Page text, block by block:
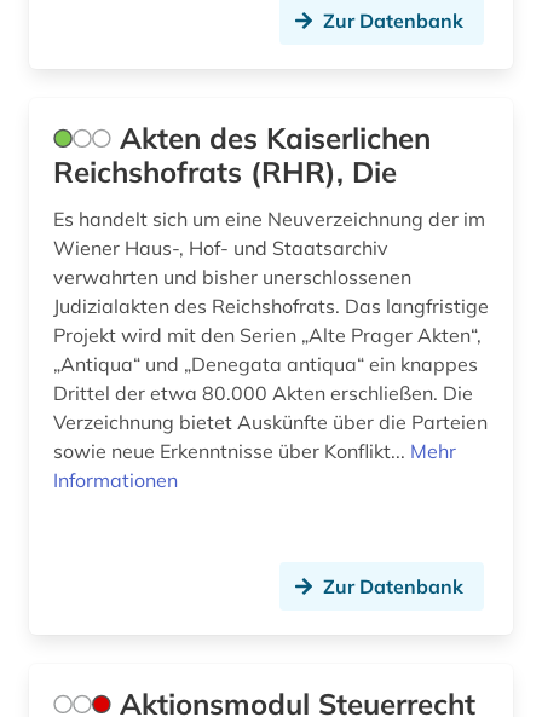
deutschland : finanzgerichtsordnung (1)
deutschland <deutsches reich> (1)
deutschland <östliche länder> (1)
deutschland bundestag (1)
deutschland recht (1)
deutschland. bundesarbeitsgericht (1)
deutschland. bundesrat (1)
deutschland. bundeswehr (1)
deutschland. deutscher bundestag (1)
Zur Datenbank
Akten des Kaiserlichen
Reichshofrats (RHR), Die
Es handelt sich um eine Neuverzeichnung der im
Wiener Haus-, Hof- und Staatsarchiv
verwahrten und bisher unerschlossenen
Judizialakten des Reichshofrats. Das langfristige
Projekt wird mit den Serien „Alte Prager Akten“,
„Antiqua“ und „Denegata antiqua“ ein knappes
Drittel der etwa 80.000 Akten erschließen. Die
Verzeichnung bietet Auskünfte über die Parteien
sowie neue Erkenntnisse über Konflikt... Mehr
Informationen
Zur Datenbank
Aktionsmodul Steuerrecht